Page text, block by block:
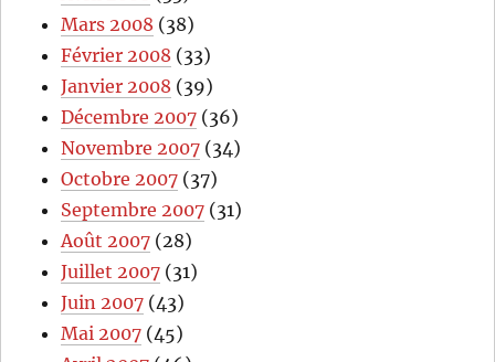
Mars 2008 (38)
Février 2008 (33)
Janvier 2008 (39)
Décembre 2007 (36)
Novembre 2007 (34)
Octobre 2007 (37)
Septembre 2007 (31)
Août 2007 (28)
Juillet 2007 (31)
Juin 2007 (43)
Mai 2007 (45)